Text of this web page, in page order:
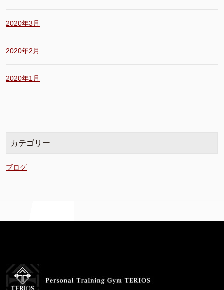
2020年3月
2020年2月
2020年1月
カテゴリー
ブログ